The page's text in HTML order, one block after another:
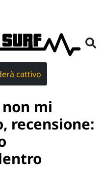
cattivo
mi
recensione: